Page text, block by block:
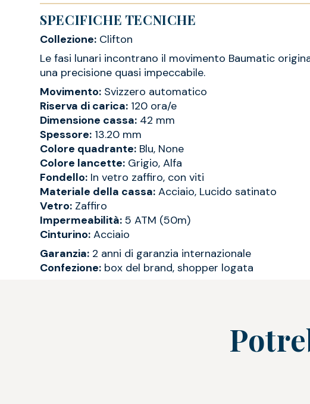
SPECIFICHE TECNICHE
Collezione: Clifton
Le fasi lunari incontrano il movimento Baumatic
una precisione quasi impeccabile.
Movimento: Svizzero automatico
Riserva di carica: 120 ora/e
Dimensione cassa: 42 mm
Spessore: 13.20 mm
Colore quadrante: Blu, None
Colore lancette: Grigio, Alfa
Fondello: In vetro zaffiro, con viti
Materiale della cassa: Acciaio, Lucido satinato
Vetro: Zaffiro
Impermeabilità: 5 ATM (50m)
Cinturino: Acciaio
Garanzia: 2 anni di garanzia internazionale
Confezione: box del brand, shopper logata